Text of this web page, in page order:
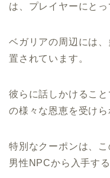
は、プレイヤーにとっ
ベガリアの周辺には
置されています。
彼らに話しかけるこ
の様々な恩恵を受けら
特別なクーポンは、
男性NPCから入手す